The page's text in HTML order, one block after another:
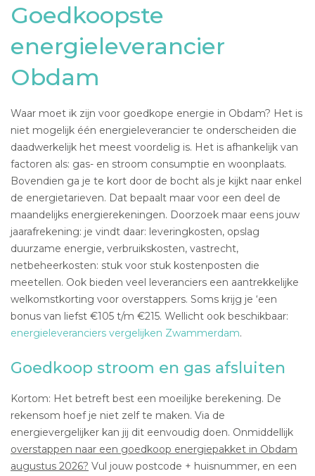
Goedkoopste
energieleverancier
Obdam
Waar moet ik zijn voor goedkope energie in Obdam? Het is
niet mogelijk één energieleverancier te onderscheiden die
daadwerkelijk het meest voordelig is. Het is afhankelijk van
factoren als: gas- en stroom consumptie en woonplaats.
Bovendien ga je te kort door de bocht als je kijkt naar enkel
de energietarieven. Dat bepaalt maar voor een deel de
maandelijks energierekeningen. Doorzoek maar eens jouw
jaarafrekening: je vindt daar: leveringkosten, opslag
duurzame energie, verbruikskosten, vastrecht,
netbeheerkosten: stuk voor stuk kostenposten die
meetellen. Ook bieden veel leveranciers een aantrekkelijke
welkomstkorting voor overstappers. Soms krijg je ‘een
bonus van liefst €105 t/m €215. Wellicht ook beschikbaar:
energieleveranciers vergelijken Zwammerdam.
Goedkoop stroom en gas afsluiten
Kortom: Het betreft best een moeilijke berekening. De
rekensom hoef je niet zelf te maken. Via de
energievergelijker kan jij dit eenvoudig doen. Onmiddellijk
overstappen naar een goedkoop energiepakket in Obdam
augustus 2026? Vul jouw postcode + huisnummer, en een